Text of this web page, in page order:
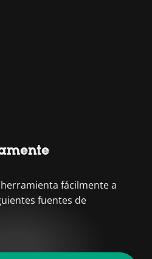
fácilmente a
fuentes de